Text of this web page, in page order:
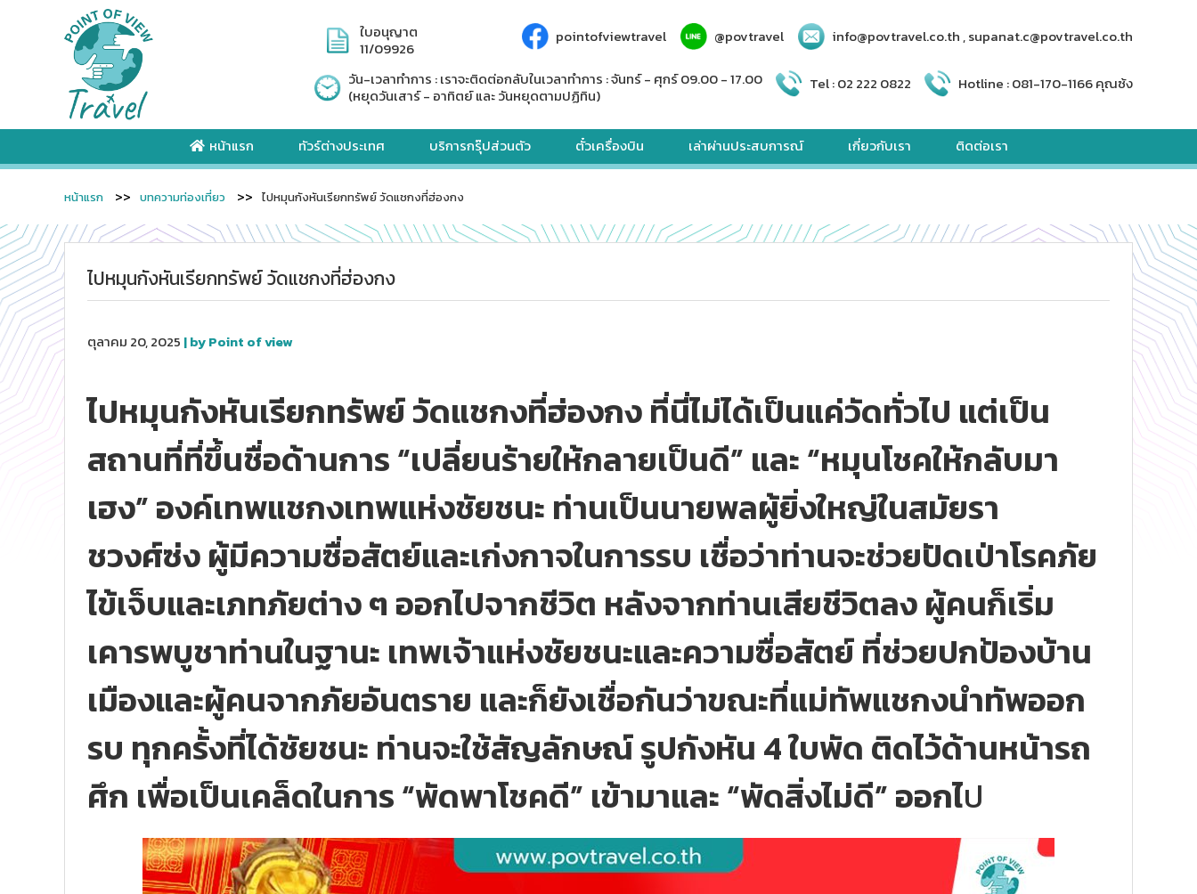
ใบอนุญาต
11/09926
pointofviewtravel @povtravel info@povtravel.co.th , supanat.c@povtravel.co.th
วัน-เวลาทำการ : เราจะติดต่อกลับในเวลาทำการ : จันทร์ - ศุกร์ 09.00 - 17.00
(หยุดวันเสาร์ - อาทิตย์ และ วันหยุดตามปฏิทิน)
Tel :02 222 0822 Hotline :081-170-1166 คุณซ้ง
หน้าแรก ทัวร์ต่างประเทศ บริการกรุ๊ปส่วนตัว ตั๋วเครื่องบิน เล่าผ่านประสบการณ์ เกี่ยวกับเรา ติดต่อเรา
หน้าแรก บทความท่องเที่ยว ไปหมุนกังหันเรียกทรัพย์ วัดแชกงที่ฮ่องกง
ไปหมุนกังหันเรียกทรัพย์ วัดแชกงที่ฮ่องกง
ตุลาคม 20, 2025 | by Point of view
ไปหมุนกังหันเรียกทรัพย์ วัดแชกงที่ฮ่องกง ที่นี่ไม่ได้เป็นแค่วัดทั่วไป แต่เป็น
สถานที่ที่ขึ้นชื่อด้านการ “เปลี่ยนร้ายให้กลายเป็นดี” และ “หมุนโชคให้กลับมา
เฮง” องค์เทพแชกงเทพแห่งชัยชนะ ท่านเป็นนายพลผู้ยิ่งใหญ่ในสมัยรา
ชวงศ์ซ่ง ผู้มีความซื่อสัตย์และเก่งกาจในการรบ เชื่อว่าท่านจะช่วยปัดเป่าโรคภัย
ไข้เจ็บและเภทภัยต่าง ๆ ออกไปจากชีวิต หลังจากท่านเสียชีวิตลง ผู้คนก็เริ่ม
เคารพบูชาท่านในฐานะ เทพเจ้าแห่งชัยชนะและความซื่อสัตย์ ที่ช่วยปกป้องบ้าน
เมืองและผู้คนจากภัยอันตราย และก็ยังเชื่อกันว่าขณะที่แม่ทัพแชกงนำทัพออก
รบ ทุกครั้งที่ได้ชัยชนะ ท่านจะใช้สัญลักษณ์ รูปกังหัน 4 ใบพัด ติดไว้ด้านหน้ารถ
ศึก เพื่อเป็นเคล็ดในการ “พัดพาโชคดี” เข้ามาและ “พัดสิ่งไม่ดี” ออกไป